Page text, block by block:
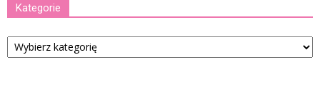
Kategorie
Kategorie